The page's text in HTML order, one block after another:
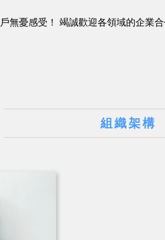
無憂感受！ 竭誠歡迎各領域的企業
組織架構